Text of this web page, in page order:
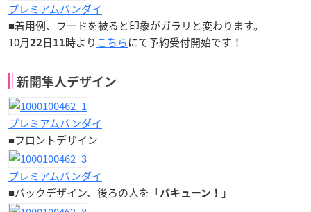
プレミアムバンダイ
■着用例、フードを被ると印象がガラリと変わります。
10月22日11時より こちらにて予約受付開始です！
新開隼人デザイン
プレミアムバンダイ
■フロントデザイン
プレミアムバンダイ
■バックデザイン、後ろの人を「バキューン！ 」